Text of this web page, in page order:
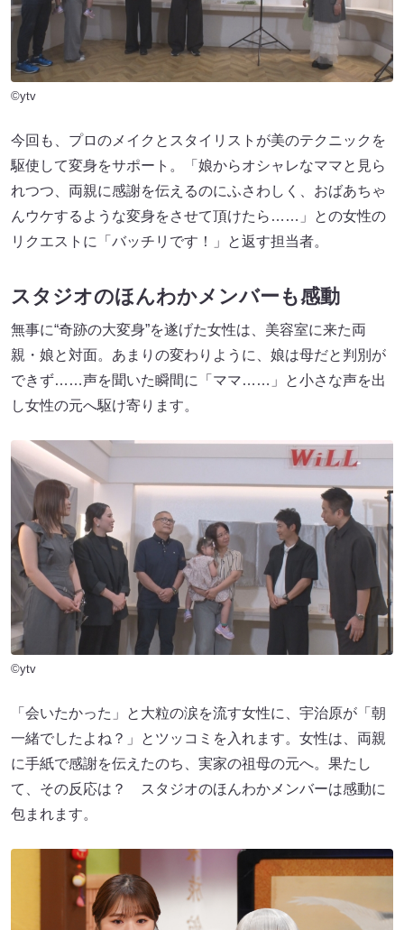
©ytv
今回も、プロのメイクとスタイリストが美のテクニックを
駆使して変身をサポート。「娘からオシャレなママと見ら
れつつ、両親に感謝を伝えるのにふさわしく、おばあちゃ
んウケするような変身をさせて頂けたら……」との女性の
リクエストに「バッチリです！」と返す担当者。
スタジオのほんわかメンバーも感動
無事に“奇跡の大変身”を遂げた女性は、美容室に来た両
親・娘と対面。あまりの変わりように、娘は母だと判別が
できず……声を聞いた瞬間に「ママ……」と小さな声を出
し女性の元へ駆け寄ります。
©ytv
「会いたかった」と大粒の涙を流す女性に、宇治原が「朝
一緒でしたよね？」とツッコミを入れます。女性は、両親
に手紙で感謝を伝えたのち、実家の祖母の元へ。果たし
て、その反応は？ スタジオのほんわかメンバーは感動に
包まれます。